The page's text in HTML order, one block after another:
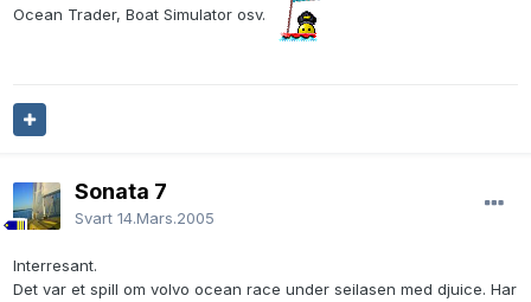
Ocean Trader, Boat Simulator osv.
Sonata 7
Svart 14.Mars.2005
Interresant.
Det var et spill om volvo ocean race under seilasen med djuice. Har